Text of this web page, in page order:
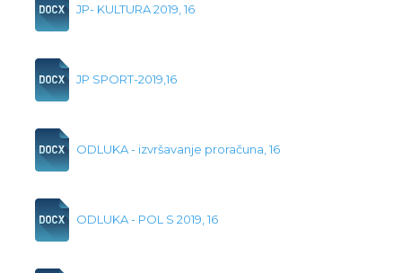
JP- KULTURA 2019, 16
JP SPORT-2019,16
ODLUKA - izvršavanje proračuna, 16
ODLUKA - POL S 2019, 16